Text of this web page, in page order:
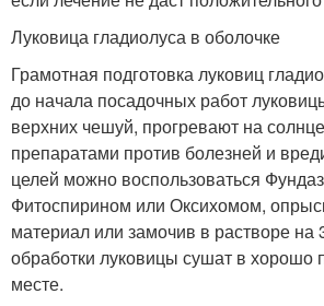
Луковица гладиолуса в оболочке
Грамотная подготовка луковиц
до начала посадочных работ
верхних чешуй, прогревают на
препаратами против болезней и
целей можно воспользоваться
Фитоспирином или Оксихомом,
материал или замочив в растворе на
обработки луковицы сушат в хорошо
месте.